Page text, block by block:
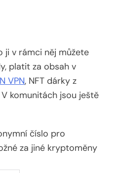
ji v rámci něj můžete
platit za obsah v
VPN, NFT dárky z
V komunitách jsou ještě
číslo pro
za jiné kryptoměny